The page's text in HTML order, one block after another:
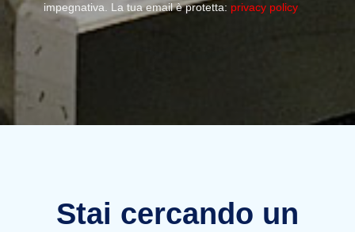
impegnativa. La tua email è protetta: privacy policy
Stai cercando un